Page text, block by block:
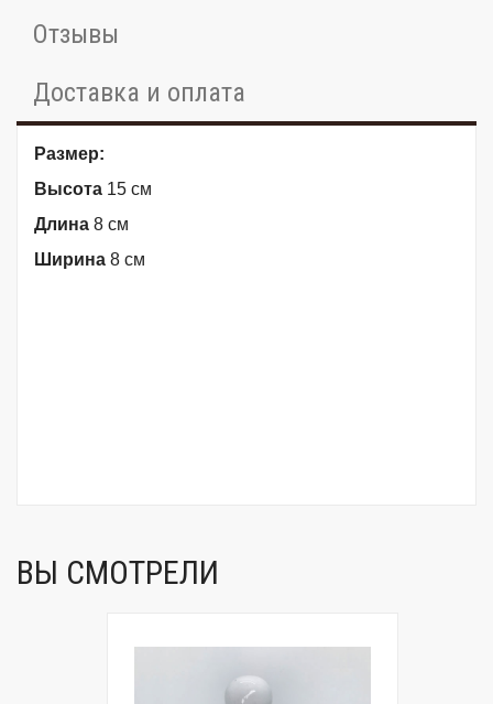
Отзывы
Доставка и оплата
Размер:
Высота 15 см
Длина 8 см
Ширина 8 см
ВЫ СМОТРЕЛИ